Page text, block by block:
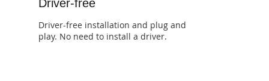
Driver-free
Driver-free installation and plug and
play. No need to install a driver.